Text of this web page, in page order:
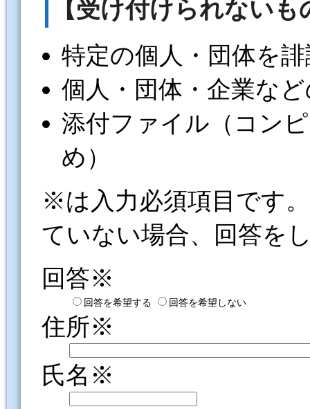
【受け付けられないも
特定の個人・団体を
個人・団体・企業な
添付ファイル（コン
め）
※は入力必須項目です
ていない場合、回答を
回答※
回答を希望する 回答を希望しない
住所※
氏名※